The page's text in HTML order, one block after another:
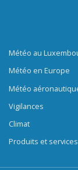
Météo au
Météo en Europe
Météo
Vigilances
Climat
Produits et services